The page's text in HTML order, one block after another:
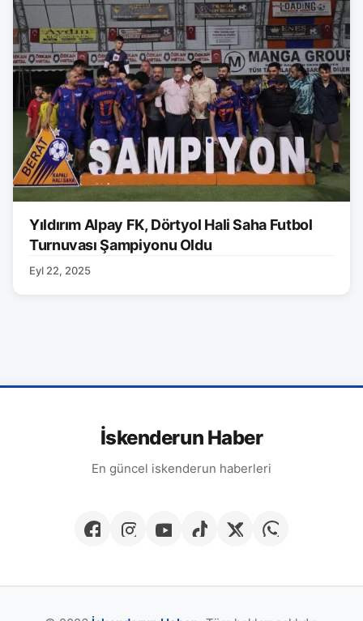
Yıldırım Alpay FK, Dörtyol Hali Saha Futbol
Turnuvası Şampiyonu Oldu
Eyl 22, 2025
İskenderun Haber
En güncel iskenderun haberleri